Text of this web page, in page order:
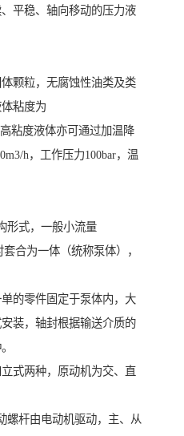
平稳、轴向移动的压力液
颗粒，无腐蚀性油类及类
粘度为
高粘度液体亦可通过加温降
h，工作压力100bar，温
形式，一般小流量
合为一体（统称泵体），
的零件固定于泵体内，大
装，轴封根据输送介质的
式两种，原动机为交、直
螺杆由电动机驱动，主、从